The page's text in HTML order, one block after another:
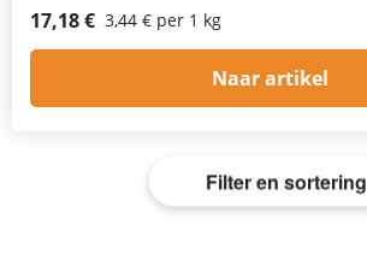
Filter en sortering
17,18 € 3,44 € per 1 kg
Naar artikel